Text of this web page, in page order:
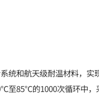
统和航天级耐温材料，
85℃的1000次循环中，